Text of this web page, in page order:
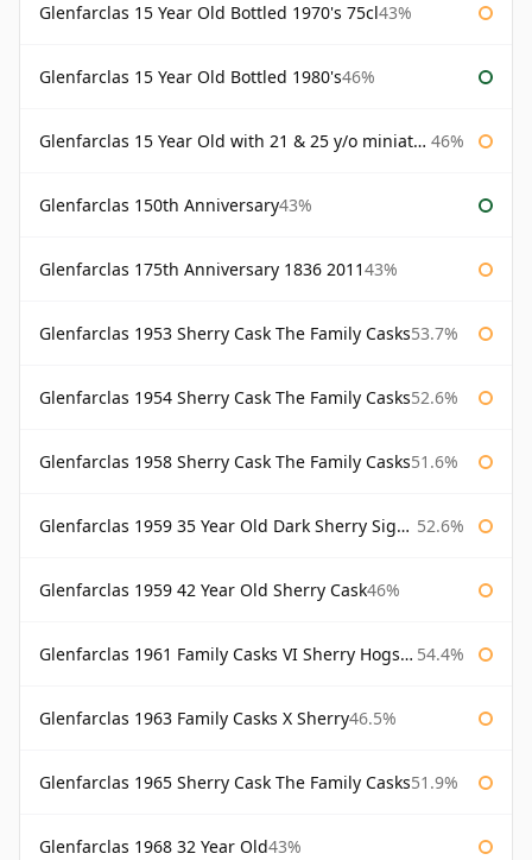
Glenfarclas 15 Year Old Bottled 1970's 75cl43%
Glenfarclas 15 Year Old Bottled 1980's46%
Glenfarclas 15 Year Old with 21 & 25 y/o miniatures 46%
Glenfarclas 150th Anniversary43%
Glenfarclas 175th Anniversary 1836 201143%
Glenfarclas 1953 Sherry Cask The Family Casks53.7%
Glenfarclas 1954 Sherry Cask The Family Casks52.6%
Glenfarclas 1958 Sherry Cask The Family Casks51.6%
Glenfarclas 1959 35 Year Old Dark Sherry Signatory 52.6%
Glenfarclas 1959 42 Year Old Sherry Cask46%
Glenfarclas 1961 Family Casks VI Sherry Hogshead #1326 54.4%
Glenfarclas 1963 Family Casks X Sherry46.5%
Glenfarclas 1965 Sherry Cask The Family Casks51.9%
Glenfarclas 1968 32 Year Old43%